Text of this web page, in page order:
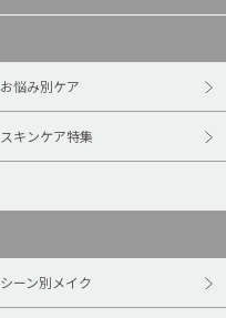
お悩み別ケア
スキンケア特集
シーン別メイク